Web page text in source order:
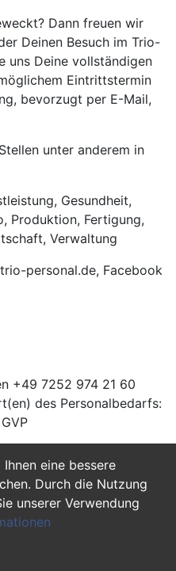
eine bessere
Durch die Nutzung
unserer Verwendung
Dann freuen wir
Deinen Besuch im Trio-
uns Deine vollständigen
Eintrittstermin
bevorzugt per E-Mail,
unter anderem in
Gesundheit,
Produktion, Fertigung,
Verwaltung
personal.de, Facebook
+49 7252 974 21 60
des Personalbedarfs: